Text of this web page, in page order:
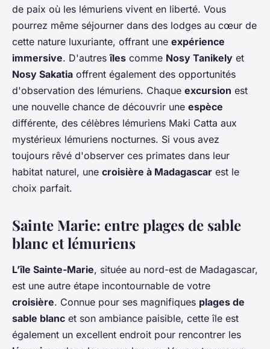
de paix où les lémuriens vivent en liberté. Vous
pourrez même séjourner dans des lodges au cœur de
cette nature luxuriante, offrant une expérience
immersive. D'autresîles comme Nosy Tanikely et
Nosy Sakatia offrent également des opportunités
d'observation des lémuriens. Chaque excursion est
une nouvelle chance de découvrir une espèce
différente, des célèbres lémuriens Maki Catta aux
mystérieux lémuriens nocturnes. Si vous avez
toujours rêvé d'observer ces primates dans leur
habitat naturel, une croisière à Madagascar est le
choix parfait.
Sainte Marie: entre plages de sable
blanc et lémuriens
L’île Sainte-Marie, située au nord-est de Madagascar,
est une autre étape incontournable de votre
croisière. Connue pour ses magnifiques plages de
sable blanc et son ambiance paisible, cette île est
également un excellent endroit pour rencontrer les